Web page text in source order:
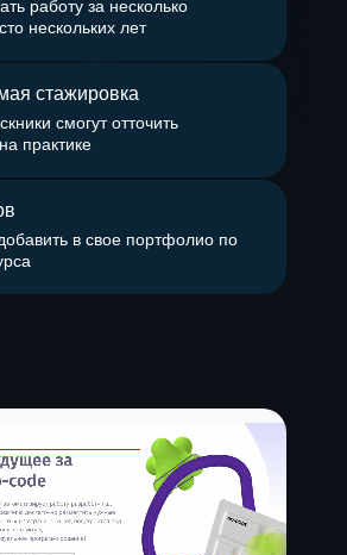
работу за несколько
нескольких лет
стажировка
смогут отточить
практике
в свое портфолио по